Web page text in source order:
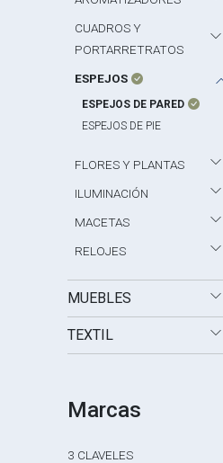
CUADROS Y
PORTARRETRATOS
ESPEJOS
ESPEJOS DE PARED
ESPEJOS DE PIE
FLORES Y PLANTAS
ILUMINACIÓN
MACETAS
RELOJES
MUEBLES
TEXTIL
Marcas
3 CLAVELES